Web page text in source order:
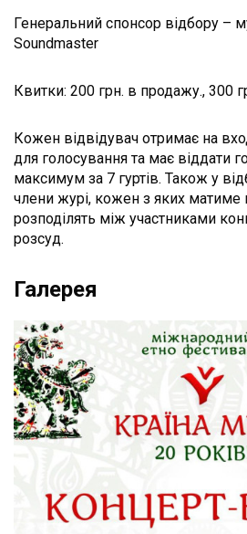
Генеральний спонсор відбору –
Soundmaster
Квитки: 200 грн. в продажу., 300
Кожен відвідувач отримає на
для голосування та має віддати
максимум за 7 гуртів. Також у
члени журі, кожен з яких матиме
розподілять між участниками
розсуд.
Галерея